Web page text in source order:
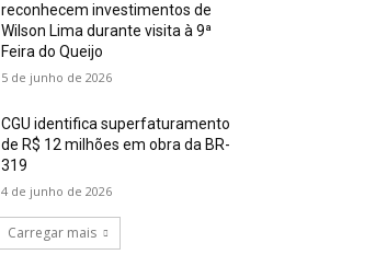
reconhecem investimentos de
Wilson Lima durante visita à 9ª
Feira do Queijo
5 de junho de 2026
CGU identifica superfaturamento
de R$ 12 milhões em obra da BR-
319
4 de junho de 2026
Carregar mais